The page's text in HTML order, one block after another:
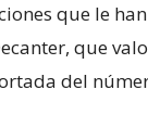
que le
que
del